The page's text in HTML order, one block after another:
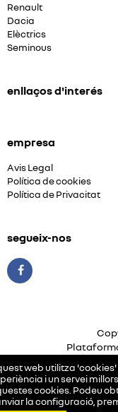
web utilitza
i un servei
cookies. Podeu
la configuració,
Renault
Dacia
Elèctrics
Seminous
enllaços d'interés
empresa
Avis Legal
Política de cookies
Política de Privacitat
segueix-nos